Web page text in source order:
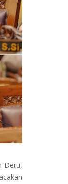
Deru,